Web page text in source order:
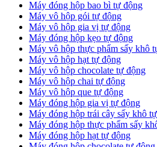
Máy đóng hộp bao bì tự động
Máy vô hộp gói tự động
Máy vô hộp gia vị tự động
Máy đóng hộp kẹo tự động
Máy vô hộp thực phẩm sấy khô
Máy vô hộp hạt tự động
Máy vô hộp chocolate tự động
Máy vô hộp chai tự động
Máy vô hộp que tự động
Máy đóng hộp gia vị tự động
Máy đóng hộp trái cây sấy khô
Máy đóng hộp thực phẩm sấy
Máy đóng hộp hạt tự động